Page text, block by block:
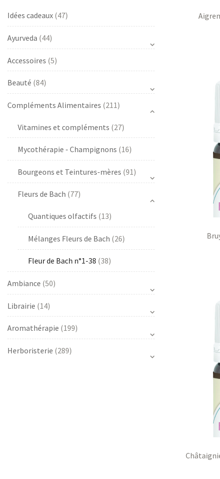
Idées cadeaux (47)
Ayurveda (44)
Accessoires (5)
Beauté (84)
Compléments Alimentaires (211)
Vitamines et compléments (27)
Mycothérapie - Champignons (16)
Bourgeons et Teintures-mères (91)
Fleurs de Bach (77)
Quantiques olfactifs (13)
Mélanges Fleurs de Bach (26)
Fleur de Bach n°1-38 (38)
Ambiance (50)
Librairie (14)
Aromathérapie (199)
Herboristerie (289)